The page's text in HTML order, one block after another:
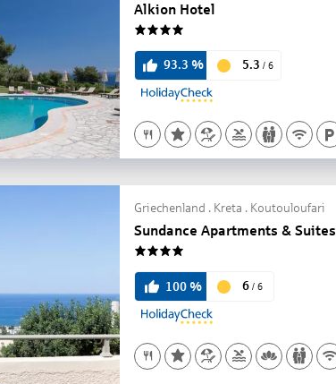
Alkion Hotel
93.3 % 5.3 / 6
Griechenland . Kreta . Koutouloufari
Sundance Apartments & Suites
100% 6 / 6